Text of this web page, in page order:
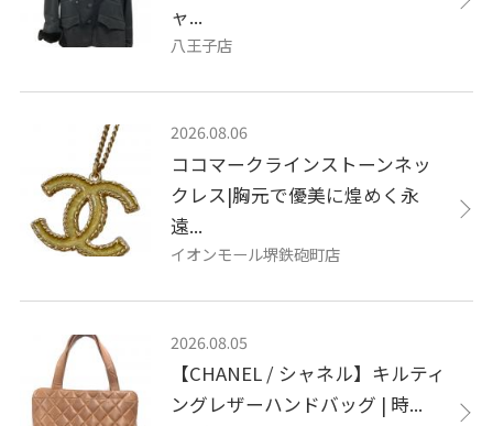
ャ...
八王子店
2026.08.06
ココマークラインストーンネッ
クレス|胸元で優美に煌めく永
遠...
イオンモール堺鉄砲町店
2026.08.05
【CHANEL / シャネル】キルティ
ングレザーハンドバッグ | 時...